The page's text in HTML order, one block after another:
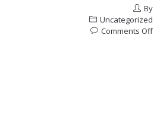
By
Uncategorized
Comments Offon